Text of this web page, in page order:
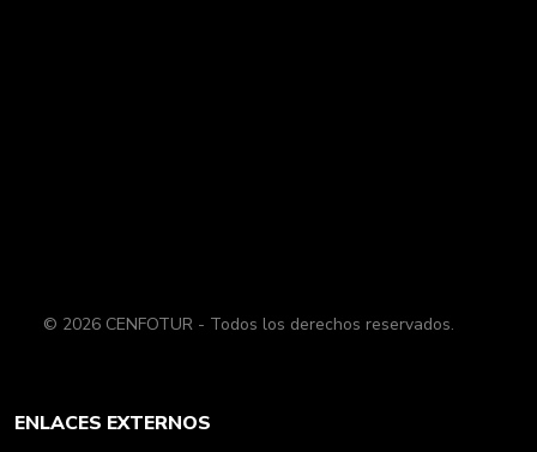
© 2026 CENFOTUR - Todos los derechos reservados.
ENLACES EXTERNOS